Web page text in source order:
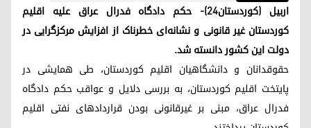
اربیل (کوردستان٢٤)- حکم دادگاه فدرال عراق علیه اقلیم
کوردستان غیر قانونی و نشانه‌ای خطرناک از افزایش مرکزگرایی در
دولت این کشور دانسته شد.
حقوقدانان و دانشگاهیان اقلیم کوردستان، طی همایشی در
پایتخت اقلیم کوردستان، به بررسی دلایل و عواقب حکم دادگاه
فدرال عراق، مبنی بر غیرقانونی بودن قراردادهای نفتی اقلیم